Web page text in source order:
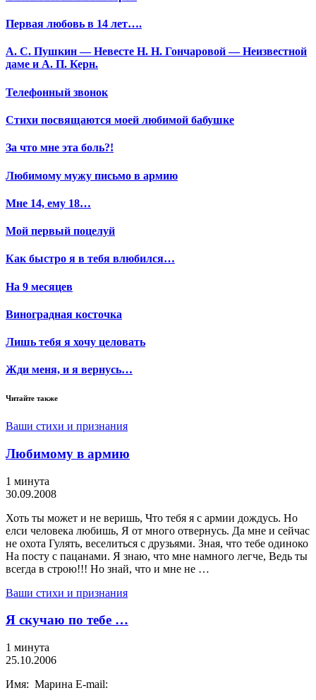
Первая любовь в 14 лет….
А. С. Пушкин — Невесте Н. Н. Гончаровой — Неизвестной
даме и А. П. Керн.
Телефонный звонок
Стихи посвящаются моей любимой бабушке
За что мне эта боль?!
Любимому мужу письмо в армию
Мне 14, ему 18…
Мой первый поцелуй
Как быстро я в тебя влюбился…
На 9 месяцев
Виноградная косточка
Лишь тебя я хочу целовать
Жди меня, и я вернусь…
Читайте также
Ваши стихи и признания
Любимому в армию
1 минута
30.09.2008
Хоть ты может и не веришь, Что тебя я с армии дождусь. Но
елси человека любишь, Я от много отвернусь. Да мне и сейчас
не охота Гулять, веселиться с друзьями. Зная, что тебе одиноко
На посту с пацанами. Я знаю, что мне намного легче, Ведь ты
всегда в строю!!! Но знай, что и мне не …
Ваши стихи и признания
Я скучаю по тебе …
1 минута
25.10.2006
Имя: Марина E-mail: